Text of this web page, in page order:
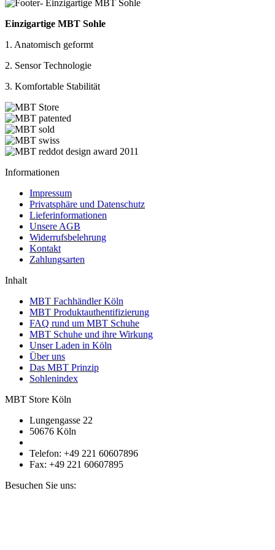
Einzigartige MBT Sohle
1. Anatomisch geformt
2. Sensor Technologie
3. Komfortable Stabilität
Informationen
Impressum
Privatsphäre und Datenschutz
Lieferinformationen
Unsere AGB
Widerrufsbelehrung
Kontakt
Zahlungsarten
Inhalt
MBT Fachhändler Köln
MBT Produktauthentifizierung
FAQ rund um MBT Schuhe
MBT Schuhe und ihre Wirkung
Unser Laden in Köln
Über uns
Das MBT Prinzip
Sohlenindex
MBT Store Köln
Lungengasse 22
50676 Köln
Telefon: +49 221 60607896
Fax: +49 221 60607895
Besuchen Sie uns: